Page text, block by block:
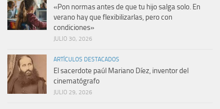
«Pon normas antes de que tu hijo salga solo. En
verano hay que flexibilizarlas, pero con
condiciones»
JULIO 30, 2026
ARTÍCULOS DESTACADOS
El sacerdote paúl Mariano Díez, inventor del
cinematógrafo
JULIO 29, 2026